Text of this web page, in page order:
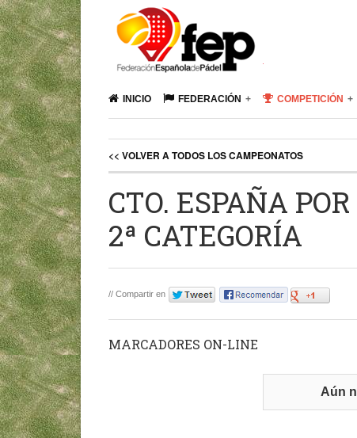
INICIO FEDERACIÓN COMPETICIÓN
<< VOLVER A TODOS LOS CAMPEONATOS
CTO. ESPAÑA
2ª CATEGORÍA
// Compartir en
MARCADORES ON-LINE
Aún